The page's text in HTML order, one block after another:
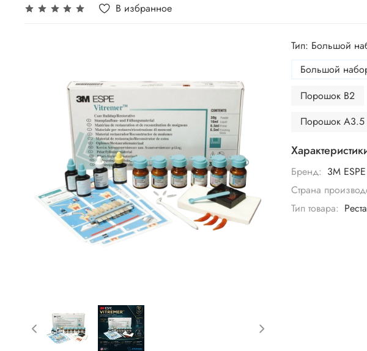
В избранное
Тип: Большой
Большой
Порошок B2
Порошок А3.5
Бренд: 3M ESPE
Страна
Тип товара: